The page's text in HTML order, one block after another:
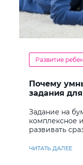
Развитие
Почему
задания
Задание на
комплексное
развивать
ЧИТАТЬ ДАЛЕЕ